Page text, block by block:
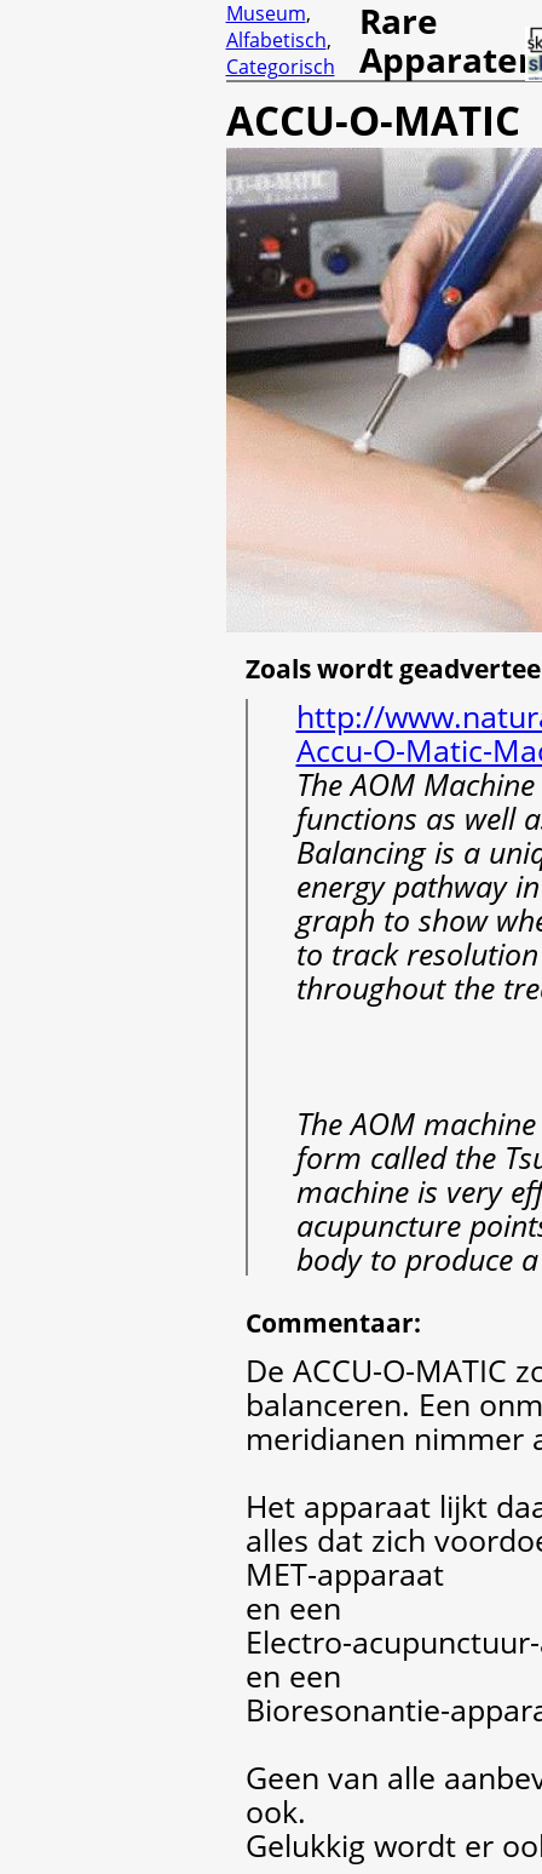
Museum,
Alfabetisch,
Categorisch
Rare
Apparaten
ACCU-O-MATIC
Zoals wordt
http://
Accu-O-Matic-
The AOM
functions as well
Balancing is a
energy pathway
graph to show
to track
throughout the
The AOM
form called the
machine is very
acupuncture
body to produce
Commentaar:
De ACCU-O-MATIC
balanceren. Een
meridianen nimmer
Het apparaat lijkt
alles dat zich
MET-apparaat
en een
Electro-
en een
Bioresonantie-
Geen van alle
ook.
Gelukkig wordt er